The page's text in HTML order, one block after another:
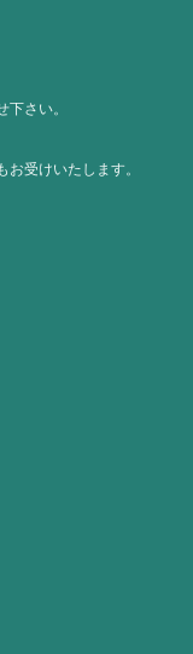
下さい。
受けいたします。